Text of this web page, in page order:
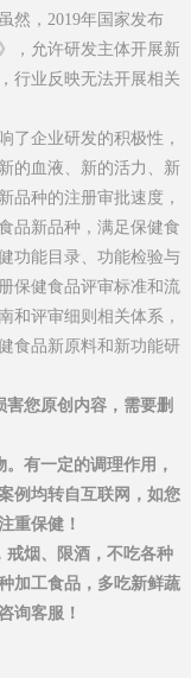
然，2019年国家发布
，允许研发主体开展新
行业反映无法开展相关
了企业研发的积极性，
的血液、新的活力、新
品种的注册审批速度，
品新品种，满足保健食
功能目录、功能检验与
保健食品评审标准和流
和评审细则相关体系，
食品新原料和新功能研
害您原创内容，需要删
有一定的调理作用，
例均转自互联网，如您
重保健！
戒烟、限酒，不吃各种
加工食品，多吃新鲜蔬
询客服！